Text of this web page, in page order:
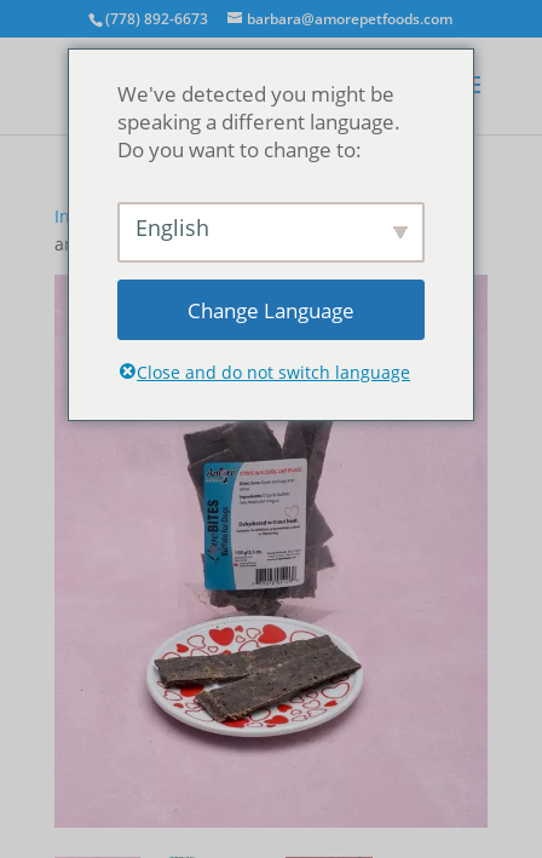
(778) 892-6673 barbara@amorepetfoods.com
Inicio Trata Mordiscos de amor
amor - Búfalo
We've detected you might be
speaking a different language.
Do you want to change to:
English
Change Language
Close and do not switch language